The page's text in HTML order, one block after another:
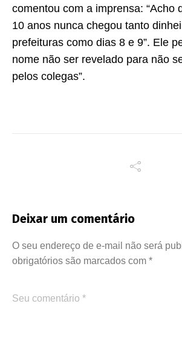
comentou com a imprensa: “Acho
10 anos nunca chegou tanto
prefeituras como dias 8 e 9”. Ele
nome não ser revelado para não
pelos colegas”.
Deixar um comentário
O seu endereço de e-mail não será
obrigatórios são marcados com *